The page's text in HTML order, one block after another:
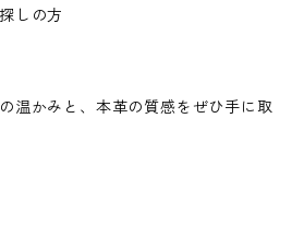
しの方
温かみと、本革の質感をぜひ手に取